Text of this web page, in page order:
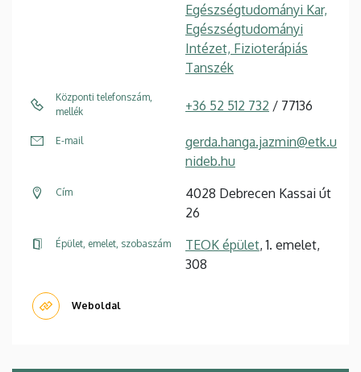
Egészségtudományi Kar,
Egészségtudományi
Intézet, Fizioterápiás
Tanszék
Központi telefonszám,
mellék
+36 52 512 732 / 77136
E-mail
gerda.hanga.jazmin@etk.u
nideb.hu
Cím
4028 Debrecen Kassai út
26
Épület, emelet, szobaszám TEOK épület, 1. emelet,
308
Weboldal